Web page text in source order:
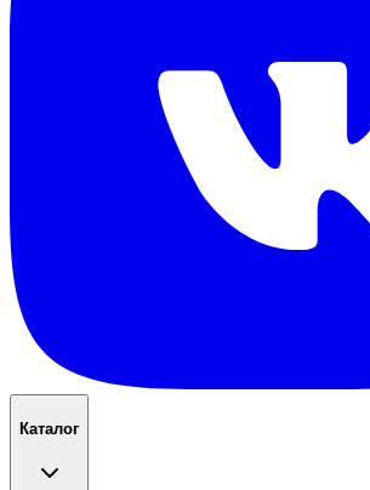
Каталог